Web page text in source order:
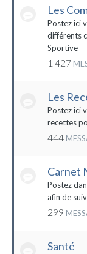
Les
Postez ici
différents
Sportive
1 427
Les
Postez ici
recettes
444
Carnet
Postez
afin de
299
Santé